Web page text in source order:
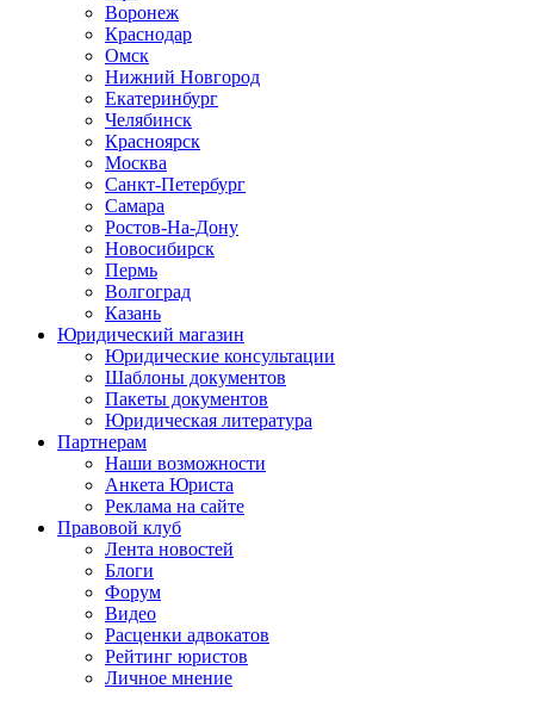
Воронеж
Краснодар
Омск
Нижний Новгород
Екатеринбург
Челябинск
Красноярск
Москва
Санкт-Петербург
Самара
Ростов-На-Дону
Новосибирск
Пермь
Волгоград
Казань
Юридический магазин
Юридические консультации
Шаблоны документов
Пакеты документов
Юридическая литература
Партнерам
Наши возможности
Анкета Юриста
Реклама на сайте
Правовой клуб
Лента новостей
Блоги
Форум
Видео
Расценки адвокатов
Рейтинг юристов
Личное мнение